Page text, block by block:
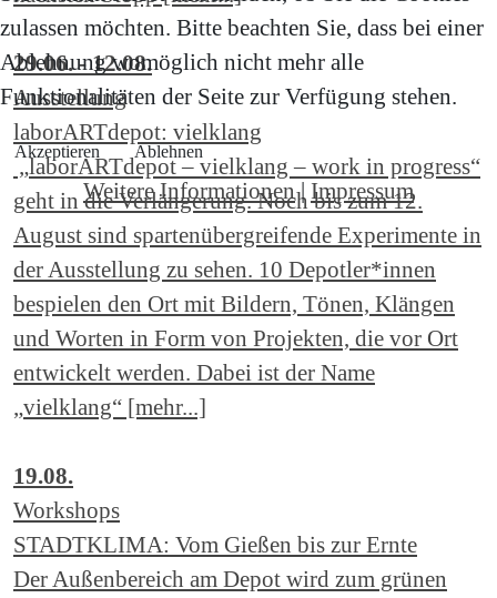
29.06. - 12.08.
Ausstellung
laborARTdepot: vielklang
„laborARTdepot – vielklang – work in progress“
geht in die Verlängerung. Noch bis zum 12.
August sind spartenübergreifende Experimente in
der Ausstellung zu sehen. 10 Depotler*innen
bespielen den Ort mit Bildern, Tönen, Klängen
und Worten in Form von Projekten, die vor Ort
entwickelt werden. Dabei ist der Name
„vielklang“ [mehr...]
19.08.
Workshops
STADTKLIMA: Vom Gießen bis zur Ernte
Der Außenbereich am Depot wird zum grünen
zulassen möchten. Bitte beachten Sie, dass bei einer
Ablehnung womöglich nicht mehr alle
Funktionalitäten der Seite zur Verfügung stehen.
Akzeptieren Ablehnen
Weitere Informationen| Impressum